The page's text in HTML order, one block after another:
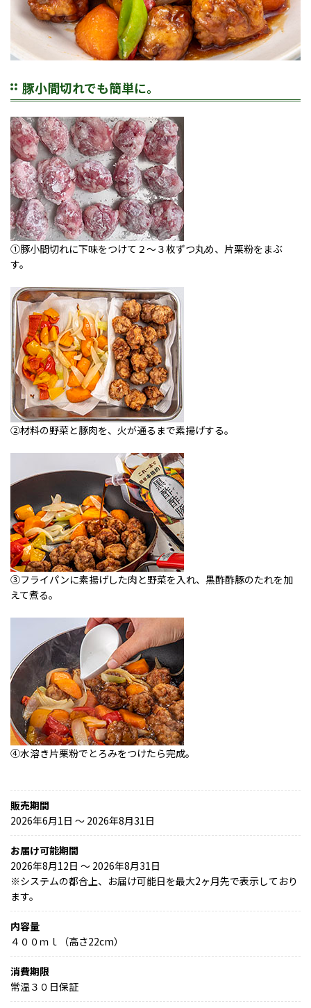
豚小間切れでも簡単に。
①豚小間切れに下味をつけて２～３枚ずつ丸め、片栗粉をまぶ
す。
②材料の野菜と豚肉を、火が通るまで素揚げする。
③フライパンに素揚げした肉と野菜を入れ、黒酢酢豚のたれを加
えて煮る。
④水溶き片栗粉でとろみをつけたら完成。
販売期間
2026年6月1日 〜 2026年8月31日
お届け可能期間
2026年8月12日 ～ 2026年8月31日
※システムの都合上、お届け可能日を最大2ヶ月先で表示しており
ます。
内容量
４００ｍｌ（高さ22cm）
消費期限
常温３０日保証